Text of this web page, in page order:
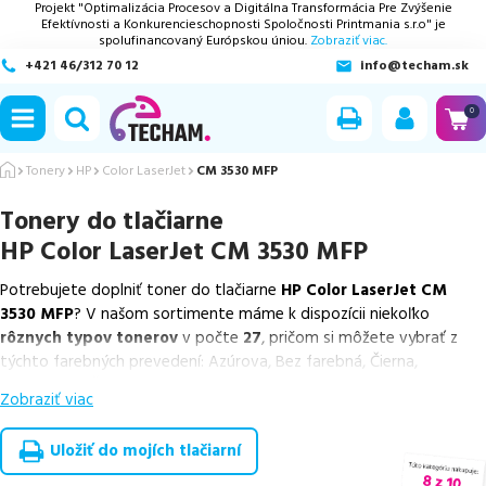
Projekt "Optimalizácia Procesov a Digitálna Transformácia Pre Zvýšenie
Efektívnosti a Konkurencieschopnosti Spoločnosti Printmania s.r.o" je
spolufinancovaný Európskou úniou. Zobraziť viac.
+421 46/312 70 12
info@techam.sk
0
Tonery HP Color LaserJet CM 3530 MFP
Tonery do tlačiarne
HP Color LaserJet CM 3530 MFP
Potrebujete doplniť toner do tlačiarne HP Color LaserJet CM
3530 MFP? V našom sortimente máme k dispozícii niekoľko
rôznych typov tonerovv počte 27, pričom si môžete vybrať z
týchto farebných prevedení: Azúrova, Bez farebná, Čierna,
Z uvedeného množstva dostupných náplní
náplnev počte 6ks, ako ajcenovo výhodnejšie alternatívy,
ktoré plne zachovávajú kvalitu tlače
. Súčasťou tejto ponuky sú
Zobraziť viac
Uložiť do mojích tlačiarní